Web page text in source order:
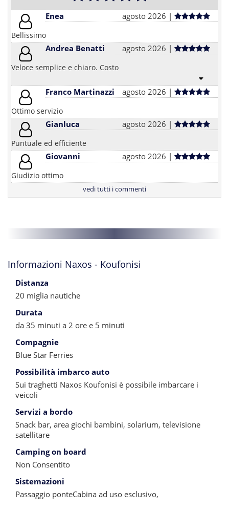
Enea agosto 2026 |
Bellissimo
Andrea Benatti agosto 2026 |
Veloce semplice e chiaro. Costo
Franco Martinazzi agosto 2026 |
Ottimo servizio
Gianluca agosto 2026 |
Puntuale ed efficiente
Giovanni agosto 2026 |
Giudizio ottimo
vedi tutti i commenti
Informazioni Naxos - Koufonisi
Distanza
20 miglia nautiche
Durata
da 35 minuti a 2 ore e 5 minuti
Compagnie
Blue Star Ferries
Possibilità imbarco auto
Sui traghetti Naxos Koufonisi è possibile imbarcare i
veicoli
Servizi a bordo
Snack bar, area giochi bambini, solarium, televisione
satellitare
Camping on board
Non Consentito
Sistemazioni
Passaggio ponteCabina ad uso esclusivo,